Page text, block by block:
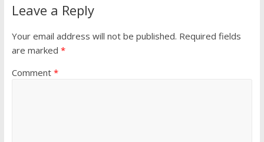
Leave a Reply
Your email address will not be published. Required fields
are marked *
Comment *